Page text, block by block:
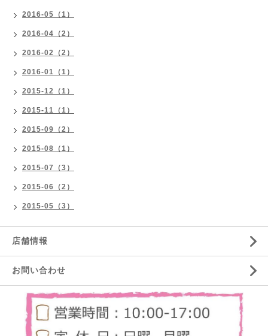
2016-05（1）
2016-04（2）
2016-02（2）
2016-01（1）
2015-12（1）
2015-11（1）
2015-09（2）
2015-08（1）
2015-07（3）
2015-06（2）
2015-05（3）
店舗情報
お問い合わせ